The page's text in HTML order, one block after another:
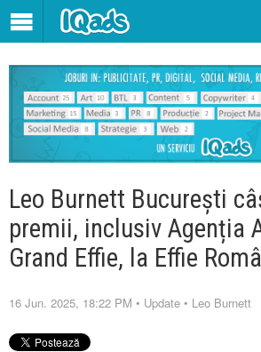
Leo Burnett București
premii, inclusiv Agenția
Grand Effie, la Effie
16 Jun. 2025, 18:22 PM • Update • Leo Burnett